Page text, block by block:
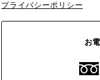
プライバシーポリシー
お